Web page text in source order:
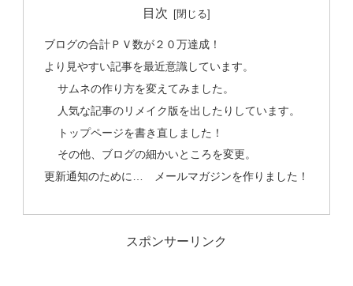
目次
ブログの合計ＰＶ数が２０万達成！
より見やすい記事を最近意識しています。
サムネの作り方を変えてみました。
人気な記事のリメイク版を出したりしています。
トップページを書き直しました！
その他、ブログの細かいところを変更。
更新通知のために… メールマガジンを作りました！
スポンサーリンク